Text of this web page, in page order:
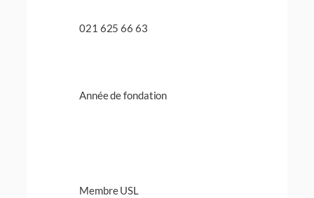
021 625 66 63
Année de fondation
Membre USL